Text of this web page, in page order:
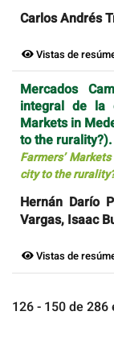
Carlos Andrés
Vistas de
Mercados
integral de la
Markets in
to the rurality?).
Farmers’
city to the
Hernán Darío
Vargas, Isaac
Vistas de
126 - 150 de